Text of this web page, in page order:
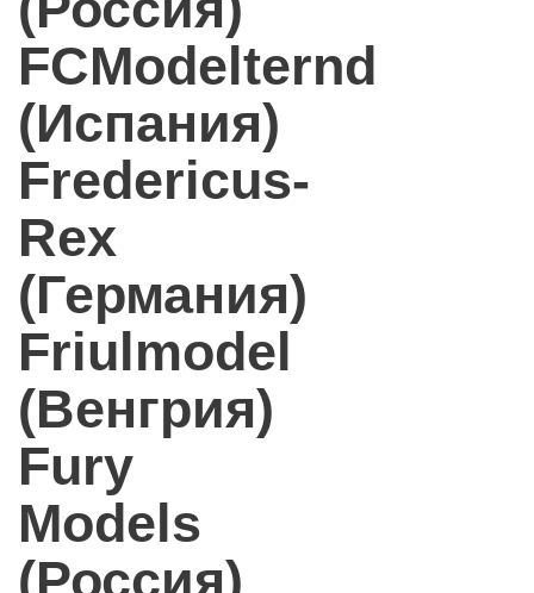
FCModelternd
(Испания)
Fredericus-
Rex
(Германия)
Friulmodel
(Венгрия)
Fury
Models
(Россия)